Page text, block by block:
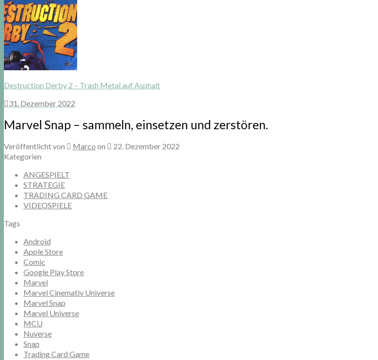
Destruction Derby 2 – Trash Metal auf Asphalt
31. Dezember 2022
Marvel Snap – sammeln, einsetzen und zerstören.
Veröffentlicht von Marco on
22. Dezember 2022
Kategorien
ANGESPIELT
STRATEGIE
TRADING CARD GAME
VIDEOSPIELE
Tags
Android
Apple Store
Comic
Google Play Store
Marvel
Marvel Cinemativ Universe
Marvel Snap
Marvel Universe
MCU
Nuverse
Snap
Trading Card Game